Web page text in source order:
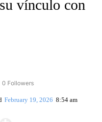
vínculo con
"CNN NEWSOURCE" TO RECEIVE
0 Followers
February 19, 2026 8:54 am